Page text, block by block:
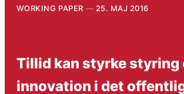
WORKING PAPER 25. MAJ 2016
Tillid kan styrke styring
innovation i det